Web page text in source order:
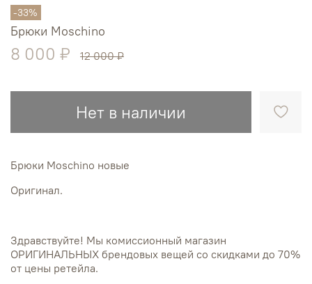
-33%
Брюки Moschino
8 000 ₽ 12 000 ₽
Нет в наличии
Брюки Moschino новые
Оригинал.
Здравствуйте! Мы комиссионный магазин
ОРИГИНАЛЬНЫХ брендовых вещей со скидками до 70%
от цены ретейла.